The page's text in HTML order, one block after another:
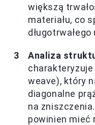
większą
materiału, co
Analiza
weave), który
diagonalne
na
powinien mieć